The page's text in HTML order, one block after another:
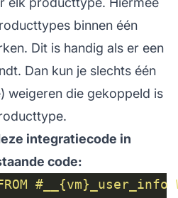
binnen één
Dit is handig als er een
Dan kun je slechts één
weigeren die gekoppeld is
integratiecode in
code:
#__{vm}_user_info